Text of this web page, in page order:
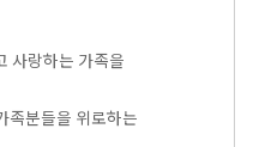
사랑하는 가족을
족분들을 위로하는